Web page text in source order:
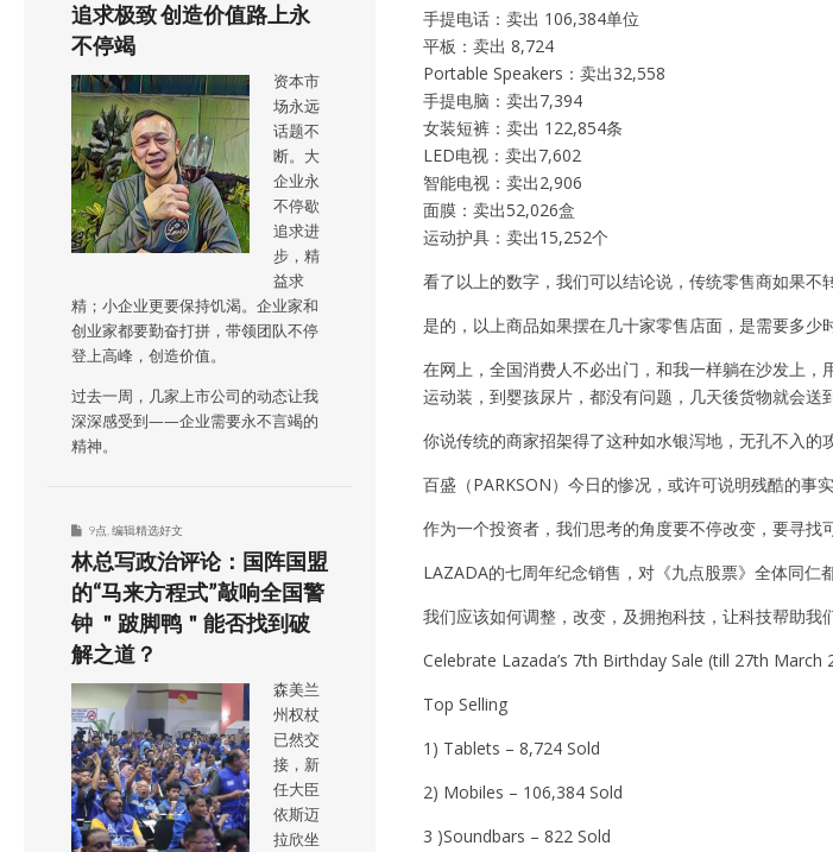
手提电话：卖出 106,384单位
平板：卖出 8,724
Portable Speakers：卖出32,558
手提电脑：卖出7,394
女装短裤：卖出 122,854条
LED电视：卖出7,602
智能电视：卖出2,906
面膜：卖出52,026盒
运动护具：卖出15,252个
看了以上的数字，我们可以结论说，传统零售商如果不
是的，以上商品如果摆在几十家零售店面，是需要多少
在网上，全国消费人不必出门，和我一样躺在沙发上
运动装，到婴孩尿片，都没有问题，几天後货物就会送
你说传统的商家招架得了这种如水银泻地，无孔不入的
百盛（PARKSON）今日的惨况，或许可说明残酷的事
作为一个投资者，我们思考的角度要不停改变，要寻找
LAZADA的七周年纪念销售，对《九点股票》全体同仁
我们应该如何调整，改变，及拥抱科技，让科技帮助我
Celebrate Lazada’s 7th Birthday Sale (till 27th March
Top Selling
1) Tablets – 8,724 Sold
2) Mobiles – 106,384 Sold
3 )Soundbars – 822 Sold
追求极致 创造价值路上永
不停竭
资本市
场永远
话题不
断。大
企业永
不停歇
追求进
步，精
益求
精；小企业更要保持饥渴。企业家和
创业家都要勤奋打拼，带领团队不停
登上高峰，创造价值。
过去一周，几家上市公司的动态让我
深深感受到——企业需要永不言竭的
精神。
9点 编辑精选好文
林总写政治评论：国阵国盟
的“马来方程式”敲响全国警
钟 ＂跛脚鸭＂能否找到破
解之道？
森美兰
州权杖
已然交
接，新
任大臣
依斯迈
拉欣坐